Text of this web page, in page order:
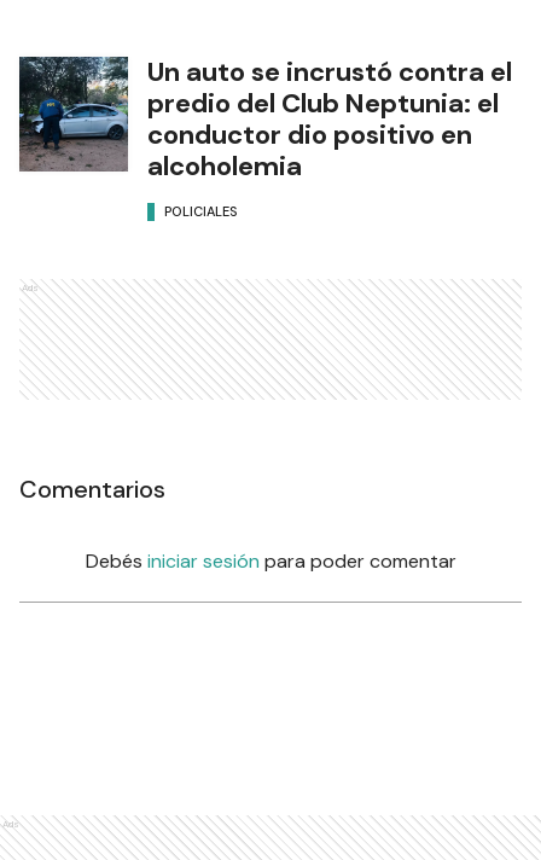
Un auto se incrustó contra el
predio del Club Neptunia: el
conductor dio positivo en
alcoholemia
POLICIALES
Ads
Comentarios
Debés iniciar sesión para poder comentar
Ads